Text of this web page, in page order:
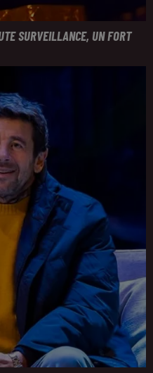
SURVEILLANCE, UN FORT